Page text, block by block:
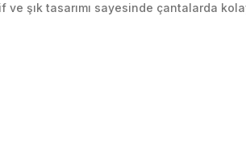
şık tasarımı sayesinde çantalarda